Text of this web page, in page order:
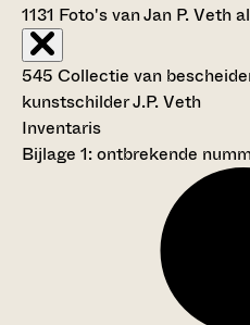
1131 Foto's van Jan P. Veth
545 Collectie van
kunstschilder J.P. Veth
Inventaris
Bijlage 1: ontbrekende